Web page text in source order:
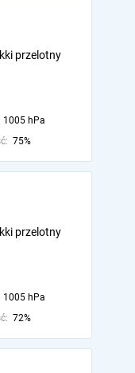
przelotny
1005 hPa
75%
przelotny
1005 hPa
72%